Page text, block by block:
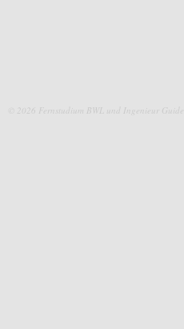
© 2026 Fernstudium BWL und Ingenieur Guide.